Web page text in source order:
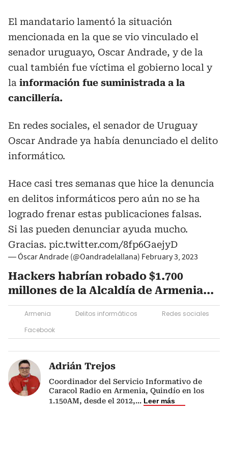
El mandatario lamentó la situación
mencionada en la que se vio vinculado el
senador uruguayo, Oscar Andrade, y de la
cual también fue víctima el gobierno local y
la información fue suministrada a la
cancillería.
En redes sociales, el senador de Uruguay
Oscar Andrade ya había denunciado el delito
informático.
Hace casi tres semanas que hice la denuncia
en delitos informáticos pero aún no se ha
logrado frenar estas publicaciones falsas.
Si las pueden denunciar ayuda mucho.
Gracias. pic.twitter.com/8fp6GaejyD
— Óscar Andrade (@Oandradelallana) February 3, 2023
Hackers habrían robado $1.700
millones de la Alcaldía de Armenia...
Armenia Delitos informáticos
Redes sociales
Facebook
Adrián Trejos
Coordinador del Servicio Informativo de
Caracol Radio en Armenia, Quindío en los
1.150AM, desde el 2012,... Leer más